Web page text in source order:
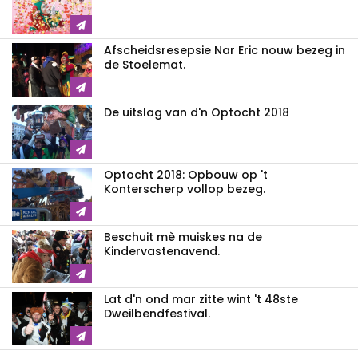
Afscheidsresepsie Nar Eric nouw bezeg in
de Stoelemat.
De uitslag van d'n Optocht 2018
Optocht 2018: Opbouw op 't
Konterscherp vollop bezeg.
Beschuit mè muiskes na de
Kindervastenavend.
Lat d'n ond mar zitte wint 't 48ste
Dweilbendfestival.